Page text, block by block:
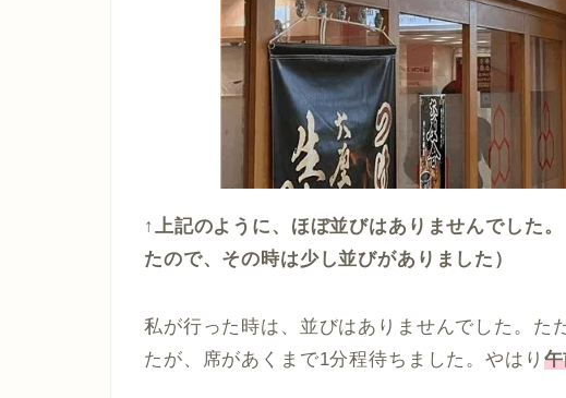
↑上記のように、ほぼ並びはありませんでした
たので、その時は少し並びがありました）
私が行った時は、並びはありませんでした。た
たが、席があくまで1分程待ちました。やはり